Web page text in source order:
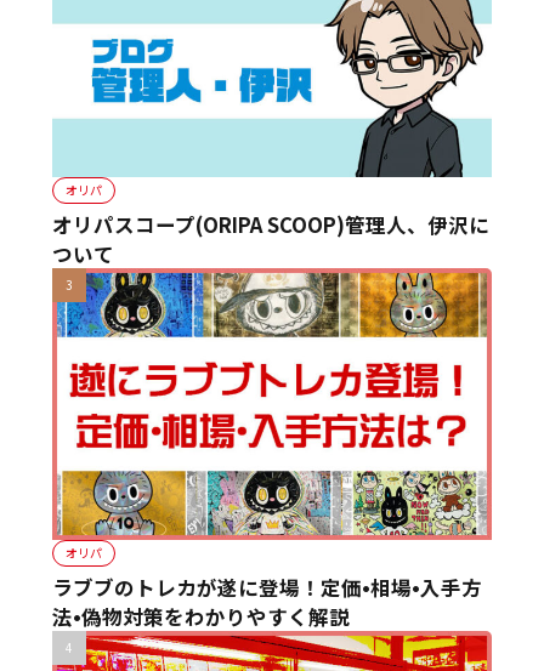
オリパ
オリパスコープ(ORIPA SCOOP)管理人、伊沢に
ついて
オリパ
ラブブのトレカが遂に登場！定価•相場•入手方
法•偽物対策をわかりやすく解説